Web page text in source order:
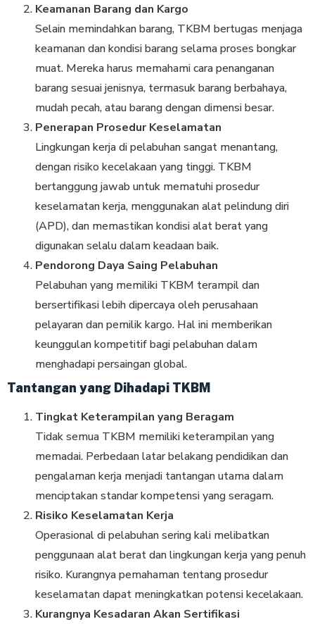
Keamanan Barang dan Kargo
Selain memindahkan barang, TKBM bertugas menjaga
keamanan dan kondisi barang selama proses bongkar
muat. Mereka harus memahami cara penanganan
barang sesuai jenisnya, termasuk barang berbahaya,
mudah pecah, atau barang dengan dimensi besar.
Penerapan Prosedur Keselamatan
Lingkungan kerja di pelabuhan sangat menantang,
dengan risiko kecelakaan yang tinggi. TKBM
bertanggung jawab untuk mematuhi prosedur
keselamatan kerja, menggunakan alat pelindung diri
(APD), dan memastikan kondisi alat berat yang
digunakan selalu dalam keadaan baik.
Pendorong Daya Saing Pelabuhan
Pelabuhan yang memiliki TKBM terampil dan
bersertifikasi lebih dipercaya oleh perusahaan
pelayaran dan pemilik kargo. Hal ini memberikan
keunggulan kompetitif bagi pelabuhan dalam
menghadapi persaingan global.
Tantangan yang Dihadapi TKBM
Tingkat Keterampilan yang Beragam
Tidak semua TKBM memiliki keterampilan yang
memadai. Perbedaan latar belakang pendidikan dan
pengalaman kerja menjadi tantangan utama dalam
menciptakan standar kompetensi yang seragam.
Risiko Keselamatan Kerja
Operasional di pelabuhan sering kali melibatkan
penggunaan alat berat dan lingkungan kerja yang penuh
risiko. Kurangnya pemahaman tentang prosedur
keselamatan dapat meningkatkan potensi kecelakaan.
Kurangnya Kesadaran Akan Sertifikasi